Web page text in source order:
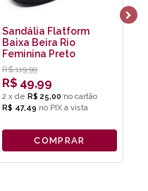
Sandália Flatform
Baixa Beira Rio
Feminina Preto
R$ 119,99
R$ 49,99
2 x de R$ 25,00
R$ 47,49 no PIX
COMPRAR